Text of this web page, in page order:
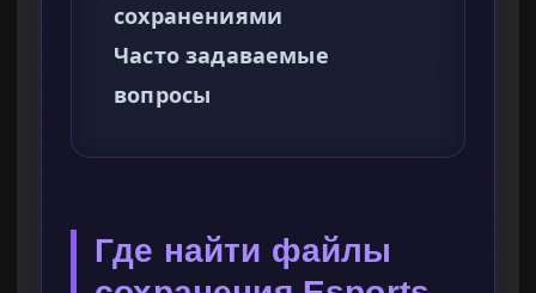
сохранениями
Часто задаваемые
вопросы
Где найти файлы